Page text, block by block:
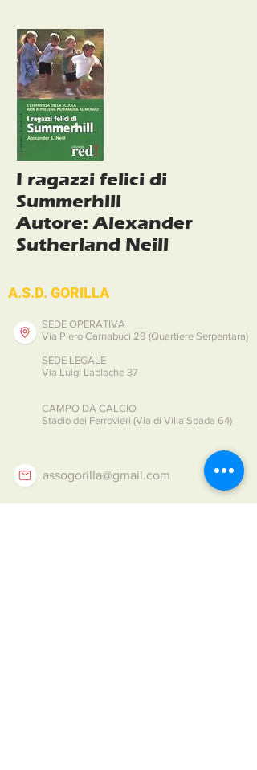
I ragazzi felici di
Summerhill
Autore: Alexander
Sutherland Neill
A.S.D. GORILLA
SEDE OPERATIVA
Via Piero Carnabuci 28 (Quartiere Serpentara)
SEDE LEGALE
Via Luigi Lablache 37
CAMPO DA CALCIO
Stadio dei Ferrovieri (Via di Villa Spada 64)
assogorilla@gmail.com